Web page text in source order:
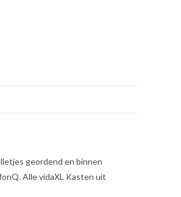
geordend en binnen
Alle vidaXL Kasten uit